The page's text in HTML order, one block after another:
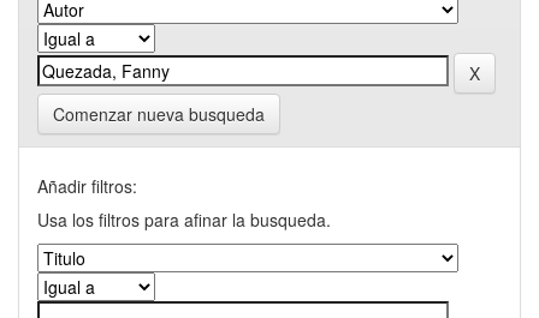
Comenzar nueva busqueda
Añadir filtros:
Usa los filtros para afinar la busqueda.